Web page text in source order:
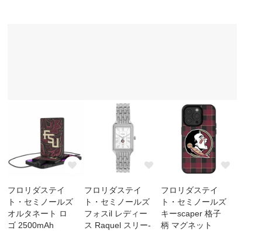
フロリダステイ
ト・セミノールズ
オルタネート ロ
ゴ 2500mAh
フロリダステイ
ト・セミノールズ
フォスil レディー
ス Raquel スリー-
フロリダステイ
ト・セミノールズ
キーscaper 格子
柄 マグネット